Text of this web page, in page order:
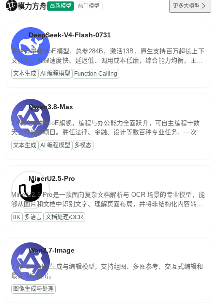
模力方舟 最新模型 热门模型 更多大模型
DeepSeek-V4-Flash-0731
高效轻量化MoE模型，总参284B，激活13B，原生支持百万超长上下
文能力。推理速度快、延迟低、调用成本低廉，综合能力均衡，主打
高并发、轻量化任务，适合日常对话、内容创作、基础 RAG、批量
文案处理等普惠刚需场景。
文本生成 AI 编程模型 Function Calling
Qwen3.8-Max
2.4万亿参数MoE旗舰，编程与办公能力全面跃升，可自主编程十数
天交付完整项目。胜任法律、金融、设计等数百种专业任务，一次对
话端到端交付生产级成果。原生视觉理解贯穿规划、执行与验证全流
程，支持超长文档与长视频的深度语义解析。长程任务中自主规划与
文本生成 AI 编程模型 多模态
MinerU2.5-Pro
MinerU2.5-Pro是一款面向复杂文档解析与 OCR 场景的专业模型，能
够从图片和文档中识别文字、理解页面布局，并将非结构化内容转换
为便于存储、检索和二次处理的结构化结果。
8K 多语言 文档处理/OCR
Wan2.7-Image
万相 2.7 图像生成与编辑模型，支持组图、多图参考、交互式编辑和
最高 2K 输出。
图像生成与处理